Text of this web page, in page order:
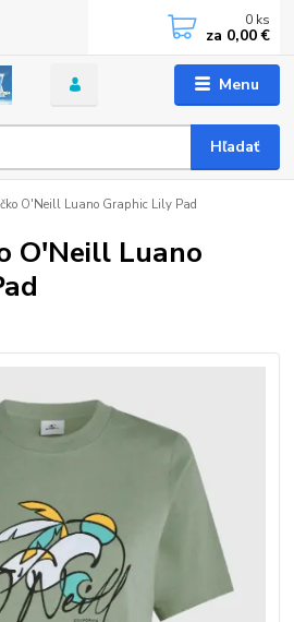
Menu
Hľadať
0 ks
za 0,00 €
O'Neill Luano Graphic Lily Pad
O'Neill Luano